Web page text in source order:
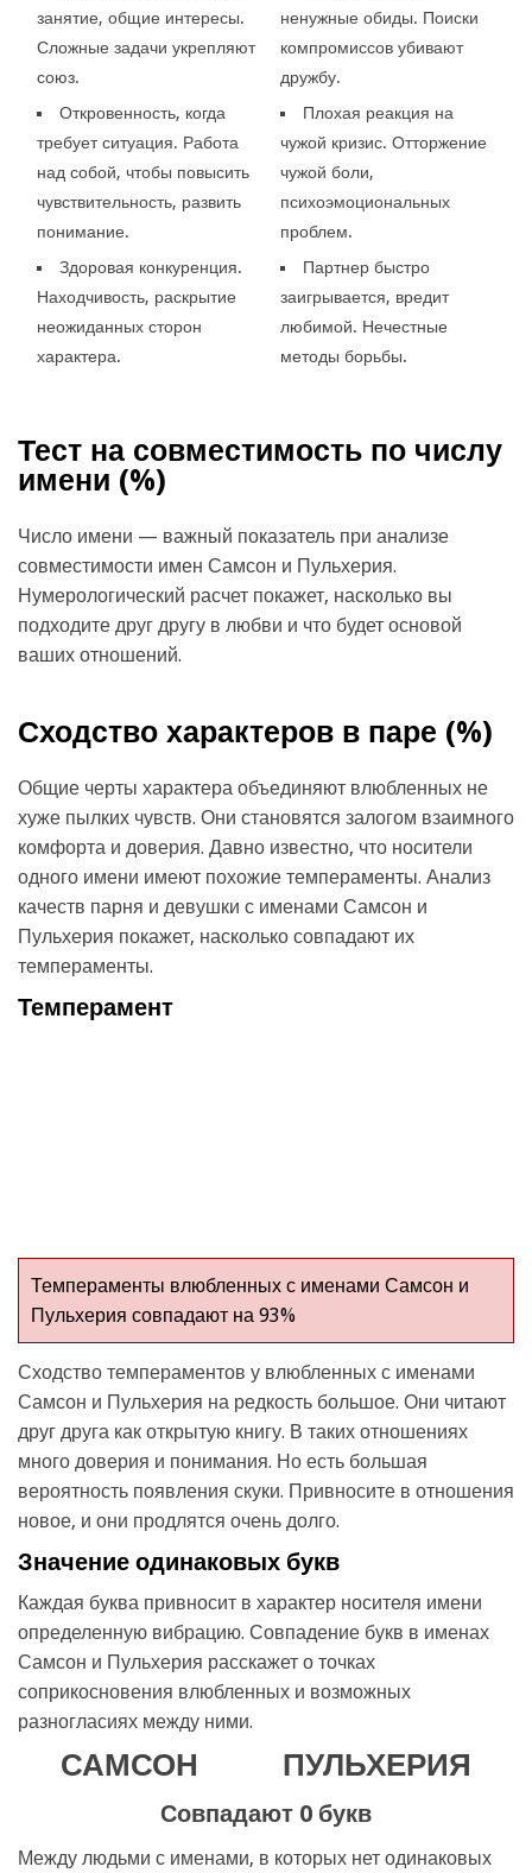
занятие, общие интересы.
Сложные задачи укрепляют
союз.
Откровенность, когда
требует ситуация. Работа
над собой, чтобы повысить
чувствительность, развить
понимание.
Здоровая конкуренция.
Находчивость, раскрытие
неожиданных сторон
характера.
ненужные обиды. Поиски
компромиссов убивают
дружбу.
Плохая реакция на
чужой кризис. Отторжение
чужой боли,
психоэмоциональных
проблем.
Партнер быстро
заигрывается, вредит
любимой. Нечестные
методы борьбы.
Тест на совместимость по числу
имени (%)
Число имени — важный показатель при анализе
совместимости имен Самсон и Пульхерия.
Нумерологический расчет покажет, насколько вы
подходите друг другу в любви и что будет основой
ваших отношений.
Сходство характеров в паре (%)
Общие черты характера объединяют влюбленных не
хуже пылких чувств. Они становятся залогом взаимного
комфорта и доверия. Давно известно, что носители
одного имени имеют похожие темпераменты. Анализ
качеств парня и девушки с именами Самсон и
Пульхерия покажет, насколько совпадают их
темпераменты.
Темперамент
Темпераменты влюбленных с именами Самсон и
Пульхерия совпадают на 93%
Сходство темпераментов у влюбленных с именами
Самсон и Пульхерия на редкость большое. Они читают
друг друга как открытую книгу. В таких отношениях
много доверия и понимания. Но есть большая
вероятность появления скуки. Привносите в отношения
новое, и они продлятся очень долго.
Значение одинаковых букв
Каждая буква привносит в характер носителя имени
определенную вибрацию. Совпадение букв в именах
Самсон и Пульхерия расскажет о точках
соприкосновения влюбленных и возможных
разногласиях между ними.
САМСОН ПУЛЬХЕРИЯ
Совпадают 0 букв
Между людьми с именами, в которых нет одинаковых